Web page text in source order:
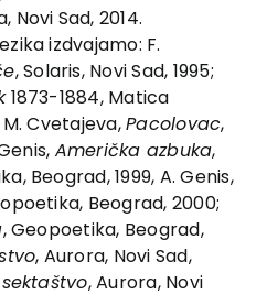
Novi Sad, 2014.
izdvajamo: F.
, Solaris, Novi Sad, 1995;
1873-1884, Matica
M. Cvetajeva,Pacolovac,
Američka azbuka,
Beograd, 1999, A. Genis,
Beograd, 2000;
, Geopoetika, Beograd,
, Aurora, Novi Sad,
, Aurora, Novi